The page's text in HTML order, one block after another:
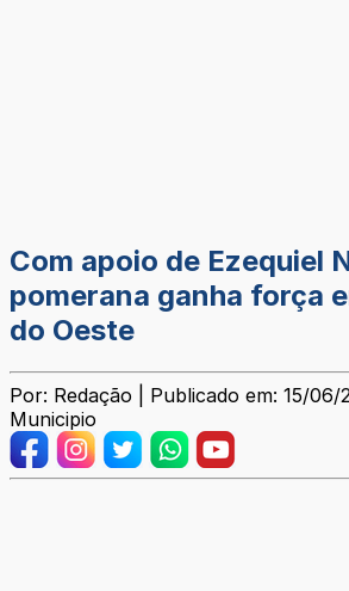
Com apoio de Ezequiel
pomerana ganha força
do Oeste
Por: Redação | Publicado em: 15/06/
Municipio